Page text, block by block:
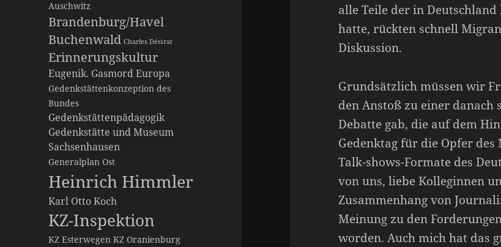
Auschwitz
Brandenburg/Havel
Buchenwald Charles Désirat
Erinnerungskultur
Eugenik. GasmordEuropa
Gedenkstättenkonzeption des
Bundes
Gedenkstättenpädagogik
Gedenkstätte und Museum
Sachsenhausen
Generalplan Ost
Heinrich Himmler
Karl Otto Koch
KZ-Inspektion
KZ Esterwegen KZ Oranienburg
alle Teile der in
hatte, rückten schnell
Diskussion.
Grundsätzlich müssen wir
den Anstoß zu einer
Debatte gab, die auf dem
Gedenktag für die Opfer
Talk-shows-Formate des
von uns, liebe Kolleginnen
Zusammenhang von
Meinung zu den
worden. Auch mich hat das